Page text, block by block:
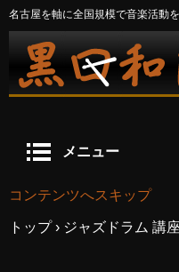
名古屋を軸に全国規模で音楽活動
メニュー
コンテンツへスキップ
トップ › ジャズドラム 講座